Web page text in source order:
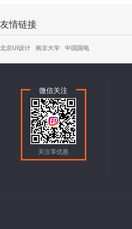
友情链接
北京UI设计 南京大学 中国国电
微信关注
关注享优惠